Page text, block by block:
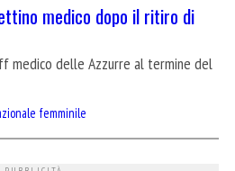
medico dopo il ritiro di
medico delle Azzurre al termine del
femminile